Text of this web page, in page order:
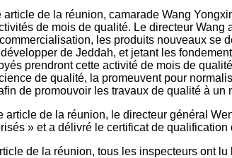
article de la réunion, camarade Wang
de mois de qualité. Le directeur
les produits nouveaux se
de Jeddah, et jetant les
prendront cette activité de mois de
de qualité, la promeuvent pour
de promouvoir les travaux de qualité à un
article de la réunion, le directeur général
» et a délivré le certificat de qualification
de la réunion, tous les inspecteurs ont lu